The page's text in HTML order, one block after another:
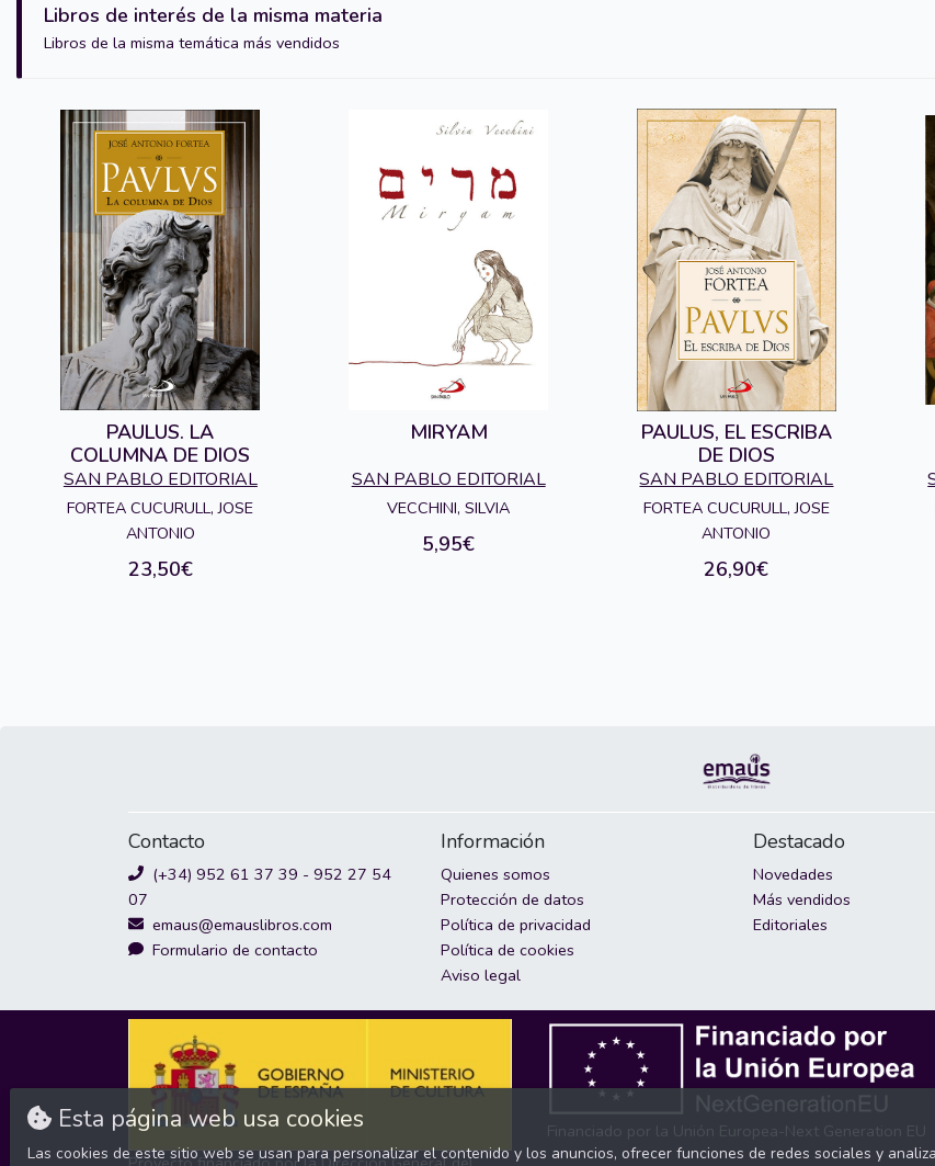
Libros de interés de la misma materia
Libros de la misma temática más vendidos
PAULUS. LA
COLUMNA DE DIOS
SAN PABLO EDITORIAL
FORTEA CUCURULL, JOSE
ANTONIO
23,50€
MIRYAM
SAN PABLO EDITORIAL
VECCHINI, SILVIA
5,95€
PAULUS, EL ESCRIBA
DE DIOS
SAN PABLO EDITORIAL
FORTEA CUCURULL, JOSE
ANTONIO
26,90€
Contacto
(+34) 952 61 37 39 - 952 27 54
07
emaus@emauslibros.com
Formulario de contacto
Información
Quienes somos
Protección de datos
Política de privacidad
Política de cookies
Aviso legal
Destacado
Novedades
Más vendidos
Editoriales
Financiado por la Unión Europea-Next Generation EU
Esta página web usa cookies
Las cookies de este sitio web se usan para personalizar el contenido y los anuncios, ofrecer funciones de redes sociales y